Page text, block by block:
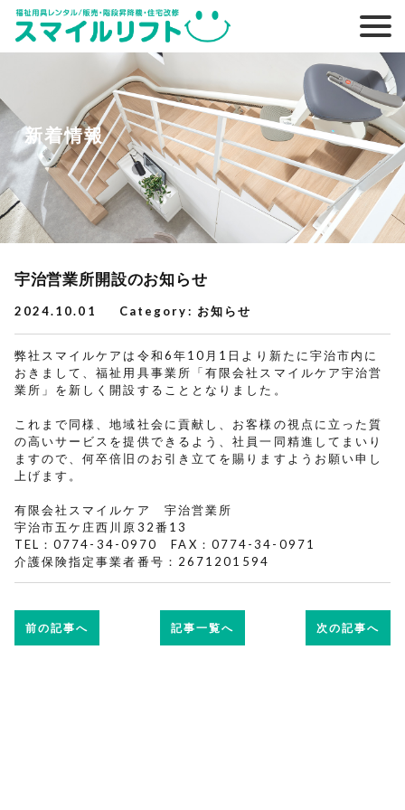
新着情報
宇治営業所開設のお知らせ
2024.10.01 Category: お知らせ
弊社スマイルケアは令和6年10月1日より新たに宇治市内に
おきまして、福祉用具事業所「有限会社スマイルケア宇治営
業所」を新しく開設することとなりました。
これまで同様、地域社会に貢献し、お客様の視点に立った質
の高いサービスを提供できるよう、社員一同精進してまいり
ますので、何卒倍旧のお引き立てを賜りますようお願い申し
上げます。
有限会社スマイルケア 宇治営業所
宇治市五ケ庄西川原32番13
TEL：0774-34-0970 FAX：0774-34-0971
介護保険指定事業者番号：2671201594
前の記事へ 記事一覧へ 次の記事へ